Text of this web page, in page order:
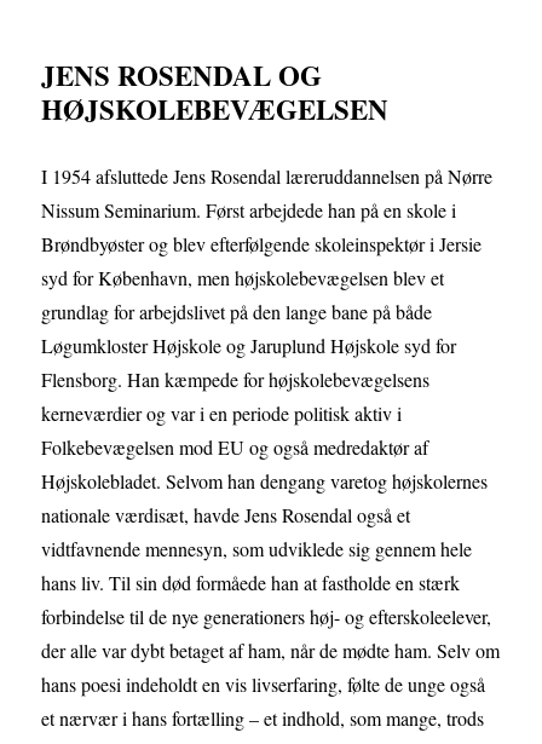
JENS ROSENDAL OG
HØJSKOLEBEVÆGELSEN
I 1954 afsluttede Jens Rosendal læreruddannelsen på Nørre
Nissum Seminarium. Først arbejdede han på en skole i
Brøndbyøster og blev efterfølgende skoleinspektør i Jersie
syd for København, men højskolebevægelsen blev et
grundlag for arbejdslivet på den lange bane på både
Løgumkloster Højskole og Jaruplund Højskole syd for
Flensborg. Han kæmpede for højskolebevægelsens
kerneværdier og var i en periode politisk aktiv i
Folkebevægelsen mod EU og også medredaktør af
Højskolebladet. Selvom han dengang varetog højskolernes
nationale værdisæt, havde Jens Rosendal også et
vidtfavnende mennesyn, som udviklede sig gennem hele
hans liv. Til sin død formåede han at fastholde en stærk
forbindelse til de nye generationers høj- og efterskoleelever,
der alle var dybt betaget af ham, når de mødte ham. Selv om
hans poesi indeholdt en vis livserfaring, følte de unge også
et nærvær i hans fortælling – et indhold, som mange, trods